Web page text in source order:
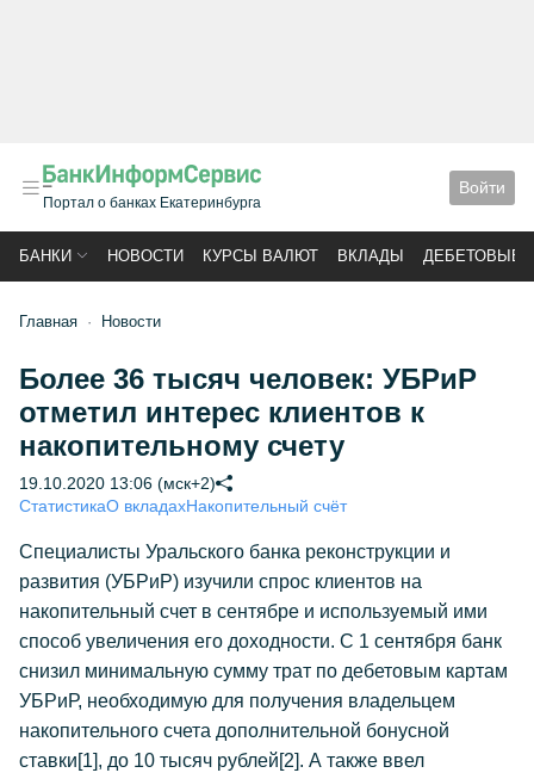
Портал о банках Екатеринбурга
Войти
БАНКИ НОВОСТИ КУРСЫ ВАЛЮТ ВКЛАДЫ ДЕБЕТОВЫЕ
Главная Новости
Более 36 тысяч человек: УБРиР
отметил интерес клиентов к
накопительному счету
19.10.2020 13:06 (мск+2)
СтатистикаО вкладахНакопительный счёт
Специалисты Уральского банка реконструкции и
развития (УБРиР) изучили спрос клиентов на
накопительный счет в сентябре и используемый ими
способ увеличения его доходности. С 1 сентября банк
снизил минимальную сумму трат по дебетовым картам
УБРиР, необходимую для получения владельцем
накопительного счета дополнительной бонусной
ставки[1], до 10 тысяч рублей[2]. А также ввел